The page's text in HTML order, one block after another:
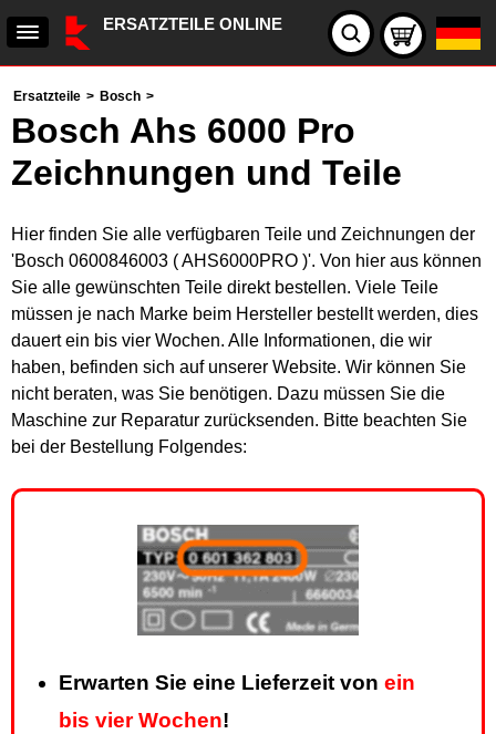
ERSATZTEILE ONLINE
Ersatzteile > Bosch >
Bosch Ahs 6000 Pro
Zeichnungen und Teile
Hier finden Sie alle verfügbaren Teile und Zeichnungen der
'Bosch 0600846003 ( AHS6000PRO )'. Von hier aus können
Sie alle gewünschten Teile direkt bestellen. Viele Teile
müssen je nach Marke beim Hersteller bestellt werden, dies
dauert ein bis vier Wochen. Alle Informationen, die wir
haben, befinden sich auf unserer Website. Wir können Sie
nicht beraten, was Sie benötigen. Dazu müssen Sie die
Maschine zur Reparatur zurücksenden. Bitte beachten Sie
bei der Bestellung Folgendes:
Erwarten Sie eine Lieferzeit von ein
bis vier Wochen!